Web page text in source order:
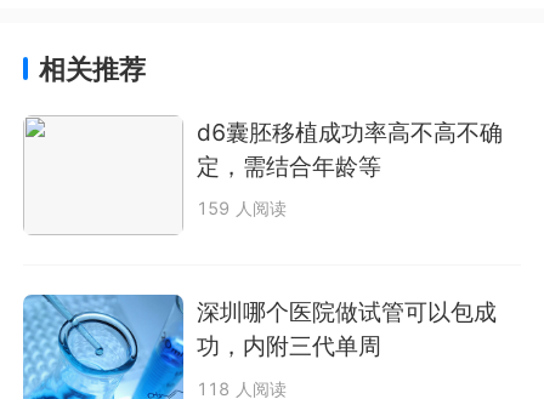
相关推荐
d6囊胚移植成功率高不高不确
定，需结合年龄等
159 人阅读
深圳哪个医院做试管可以包成
功，内附三代单周
118 人阅读